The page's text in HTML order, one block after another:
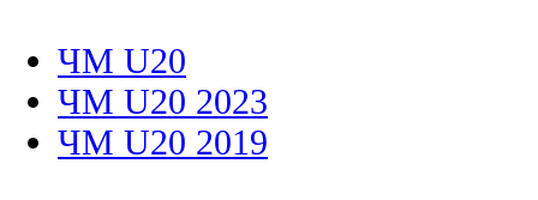
ЧМ U20
ЧМ U20 2023
ЧМ U20 2019